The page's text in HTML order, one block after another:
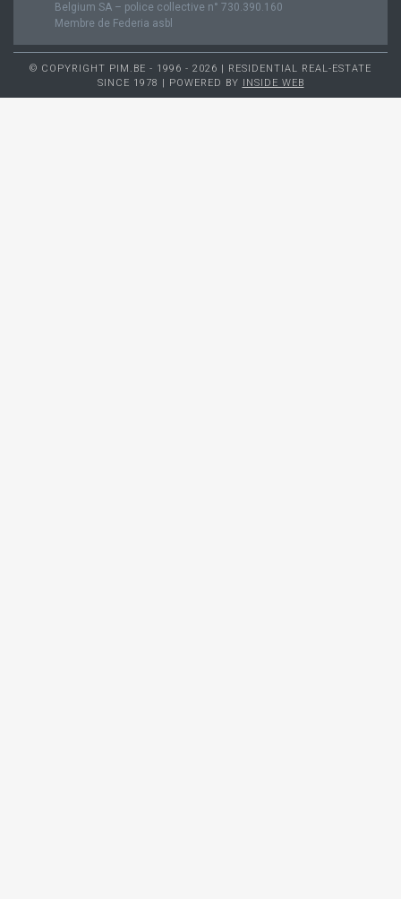
Belgium SA – police collective n° 730.390.160
Membre de Federia asbl
© COPYRIGHT PIM.BE - 1996 - 2026 | RESIDENTIAL REAL-ESTATE
SINCE 1978 | POWERED BY INSIDE WEB